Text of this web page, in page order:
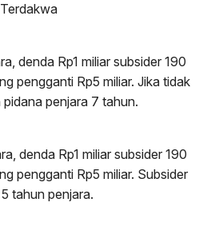
denda Rp1 miliar subsider 190
pengganti Rp5 miliar. Jika tidak
penjara 7 tahun.
denda Rp1 miliar subsider 190
pengganti Rp5 miliar. Subsider
tahun penjara.